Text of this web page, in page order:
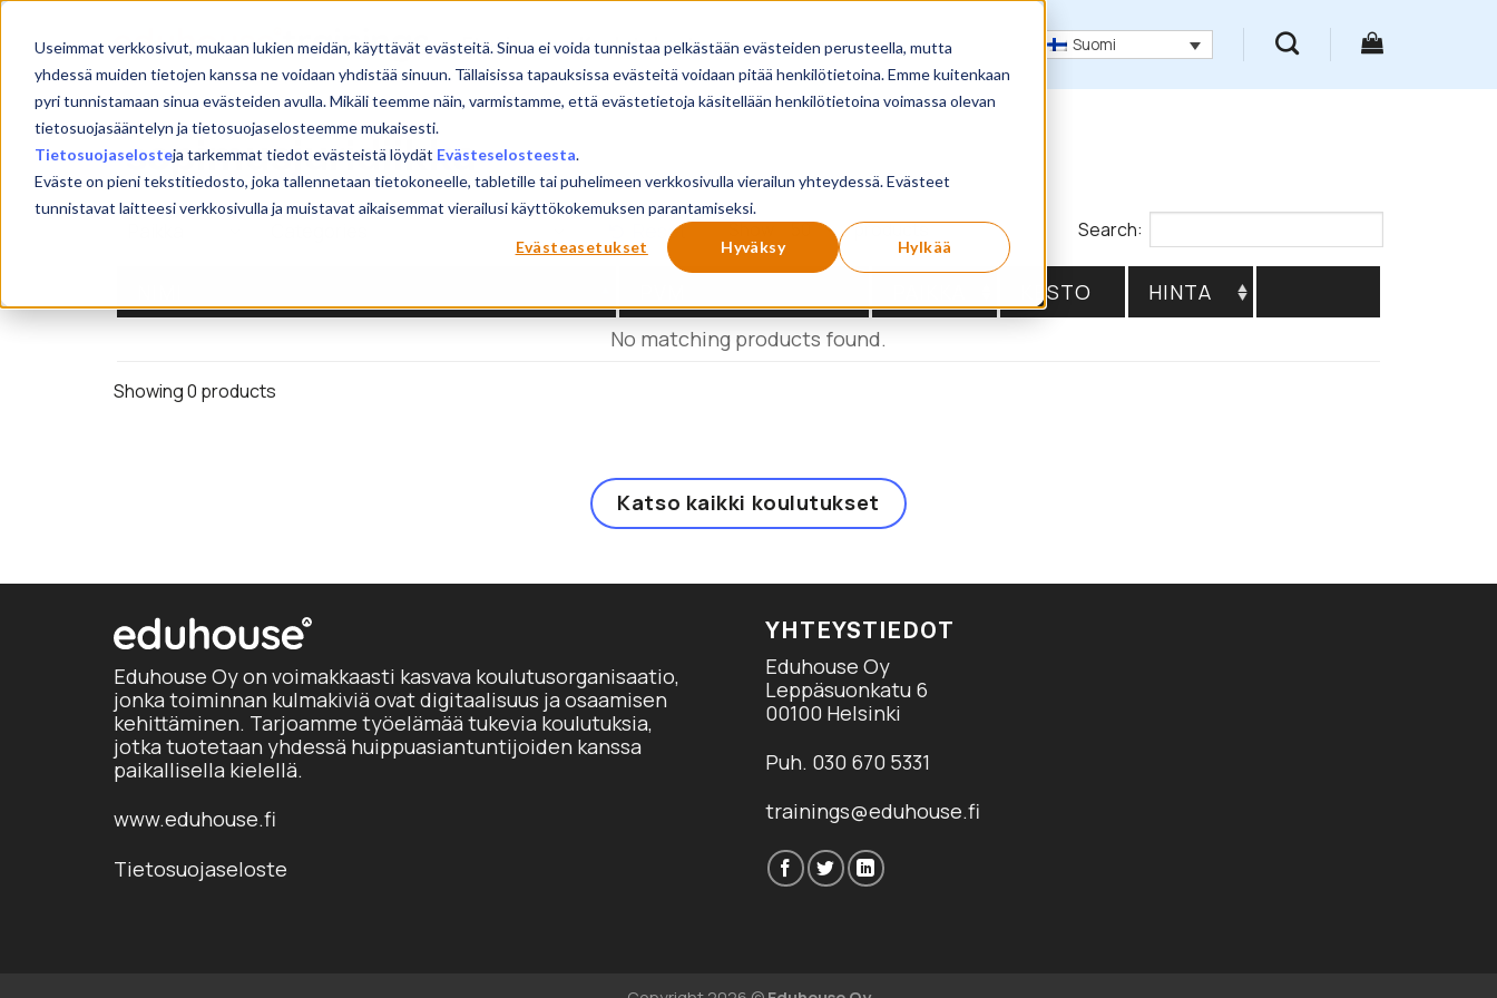
Useimmat verkkosivut, mukaan lukien meidän, käyttävät evästeitä. Sinua ei voida tunnistaa pelkästään evästeiden perusteella, mutta
yhdessä muiden tietojen kanssa ne voidaan yhdistää sinuun. Tällaisissa tapauksissa evästeitä voidaan pitää henkilötietoina. Emme kuitenkaan
pyri tunnistamaan sinua evästeiden avulla. Mikäli teemme näin, varmistamme, että evästetietoja käsitellään henkilötietoina voimassa olevan
tietosuojasääntelyn ja tietosuojaselosteemme mukaisesti.
Tietosuojaselosteja tarkemmat tiedot evästeistä löydät Evästeselosteesta.
Eväste on pieni tekstitiedosto, joka tallennetaan tietokoneelle, tabletille tai puhelimeen verkkosivulla vierailun yhteydessä. Evästeet
tunnistavat laitteesi verkkosivulla ja muistavat aikaisemmat vierailusi käyttökokemuksen parantamiseksi.
Evästeasetukset Hyväksy Hylkää
Skip
content
Etusivu Koulutukset Suomi
sopimusjuridiikka
Reset Show products Search:
KESTO
HINTA
No matching products found.
Showing 0 products
Katso kaikki koulutukset
Eduhouse Oy on voimakkaasti kasvava koulutusorganisaatio,
jonka toiminnan kulmakiviä ovat digitaalisuus ja osaamisen
kehittäminen. Tarjoamme työelämää tukevia koulutuksia,
jotka tuotetaan yhdessä huippuasiantuntijoiden kanssa
paikallisella kielellä.
www.eduhouse.fi
Tietosuojaseloste
YHTEYSTIEDOT
Eduhouse Oy
Leppäsuonkatu 6
00100 Helsinki
Puh. 030 670 5331
trainings@eduhouse.fi